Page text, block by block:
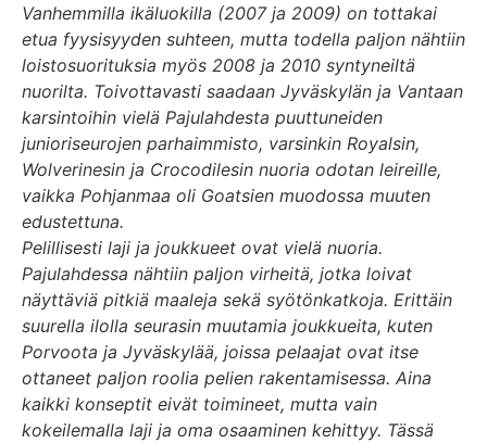
Vanhemmilla ikäluokilla (2007 ja 2009) on tottakai
etua fyysisyyden suhteen, mutta todella paljon nähtiin
loistosuorituksia myös 2008 ja 2010 syntyneiltä
nuorilta. Toivottavasti saadaan Jyväskylän ja Vantaan
karsintoihin vielä Pajulahdesta puuttuneiden
junioriseurojen parhaimmisto, varsinkin Royalsin,
Wolverinesin ja Crocodilesin nuoria odotan leireille,
vaikka Pohjanmaa oli Goatsien muodossa muuten
edustettuna.
Pelillisesti laji ja joukkueet ovat vielä nuoria.
Pajulahdessa nähtiin paljon virheitä, jotka loivat
näyttäviä pitkiä maaleja sekä syötönkatkoja. Erittäin
suurella ilolla seurasin muutamia joukkueita, kuten
Porvoota ja Jyväskylää, joissa pelaajat ovat itse
ottaneet paljon roolia pelien rakentamisessa. Aina
kaikki konseptit eivät toimineet, mutta vain
kokeilemalla laji ja oma osaaminen kehittyy. Tässä